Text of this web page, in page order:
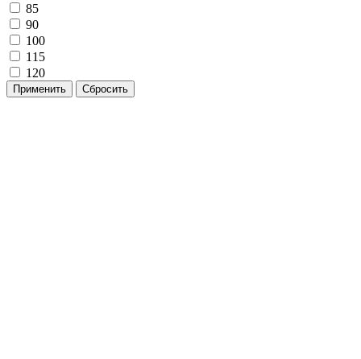
85
90
100
115
120
Применить Сбросить